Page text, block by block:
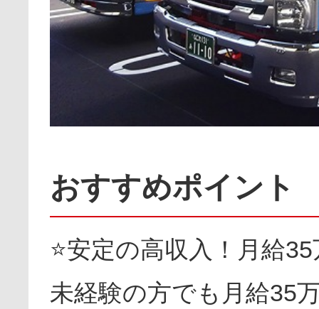
おすすめポイント
⭐安定の高収入！月給
未経験の方でも月給35